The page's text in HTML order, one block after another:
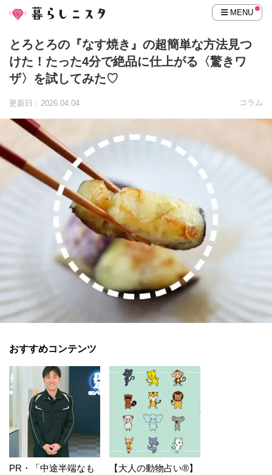
MENU
とろとろの『なす焼き』の超簡単な方法見つ
けた！たった4分で絶品に仕上がる〈驚きワ
ザ〉を試してみた♡
更新日：2026.04.04 コラム
おすすめコンテンツ
PR・「中途半端なも
【大人の動物占い®】